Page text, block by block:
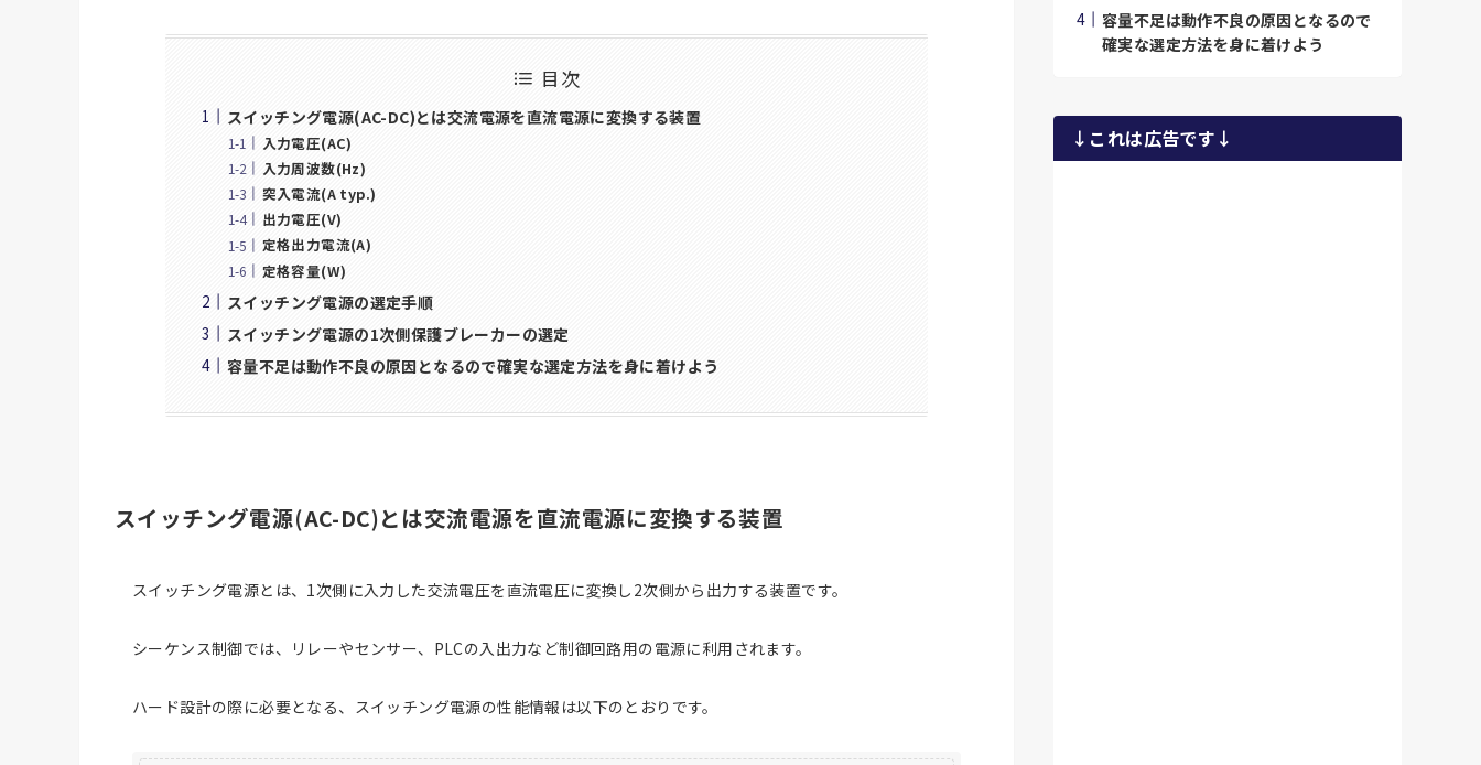
目次
スイッチング電源(AC-DC)とは交流電源を直流電源に変換する装置
入力電圧(AC)
入力周波数(Hz)
突入電流(A typ.)
出力電圧(V)
定格出力電流(A)
定格容量(W)
スイッチング電源の選定手順
スイッチング電源の1次側保護ブレーカーの選定
容量不足は動作不良の原因となるので確実な選定方法を身に着けよう
スイッチング電源(AC-DC)とは交流電源を直流電源に変換する装置
スイッチング電源とは、1次側に入力した交流電圧を直流電圧に変換し2次側から出力する装置です。
シーケンス制御では、リレーやセンサー、PLCの入出力など制御回路用の電源に利用されます。
ハード設計の際に必要となる、スイッチング電源の性能情報は以下のとおりです。
容量不足は動作不良の原因となるので
確実な選定方法を身に着けよう
↓これは広告です↓